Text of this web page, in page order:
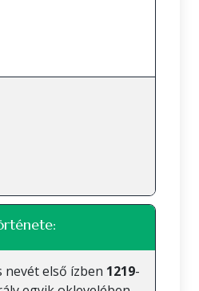
nevét első ízben 1219-